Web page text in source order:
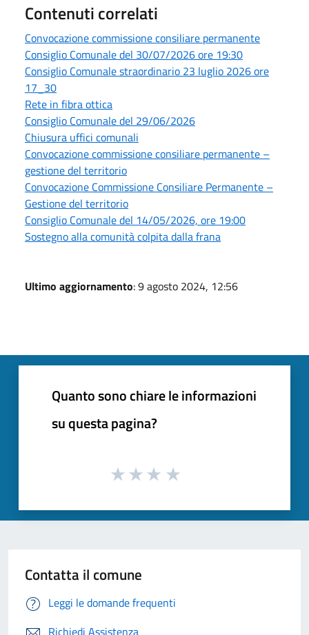
Contenuti correlati
Convocazione commissione consiliare permanente
Consiglio Comunale del 30/07/2026 ore 19:30
Consiglio Comunale straordinario 23 luglio 2026 ore
17_30
Rete in fibra ottica
Consiglio Comunale del 29/06/2026
Chiusura uffici comunali
Convocazione commissione consiliare permanente –
gestione del territorio
Convocazione Commissione Consiliare Permanente –
Gestione del territorio
Consiglio Comunale del 14/05/2026, ore 19:00
Sostegno alla comunità colpita dalla frana
Ultimo aggiornamento: 9 agosto 2024, 12:56
Quanto sono chiare le informazioni
su questa pagina?
Contatta il comune
Leggi le domande frequenti
Richiedi Assistenza